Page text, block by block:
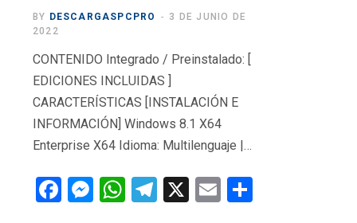
BY DESCARGASPCPRO
3 DE JUNIO DE
2022
CONTENIDO Integrado / Preinstalado: [
EDICIONES INCLUIDAS ]
CARACTERÍSTICAS [INSTALACIÓN E
INFORMACIÓN] Windows 8.1 X64
Enterprise X64 Idioma: Multilenguaje |…
F
M
W
T
X
E